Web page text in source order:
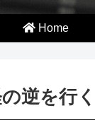
Home
逆を行